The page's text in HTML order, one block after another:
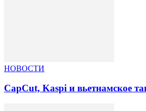
НОВОСТИ
CapCut, Kaspi и вьетнамское